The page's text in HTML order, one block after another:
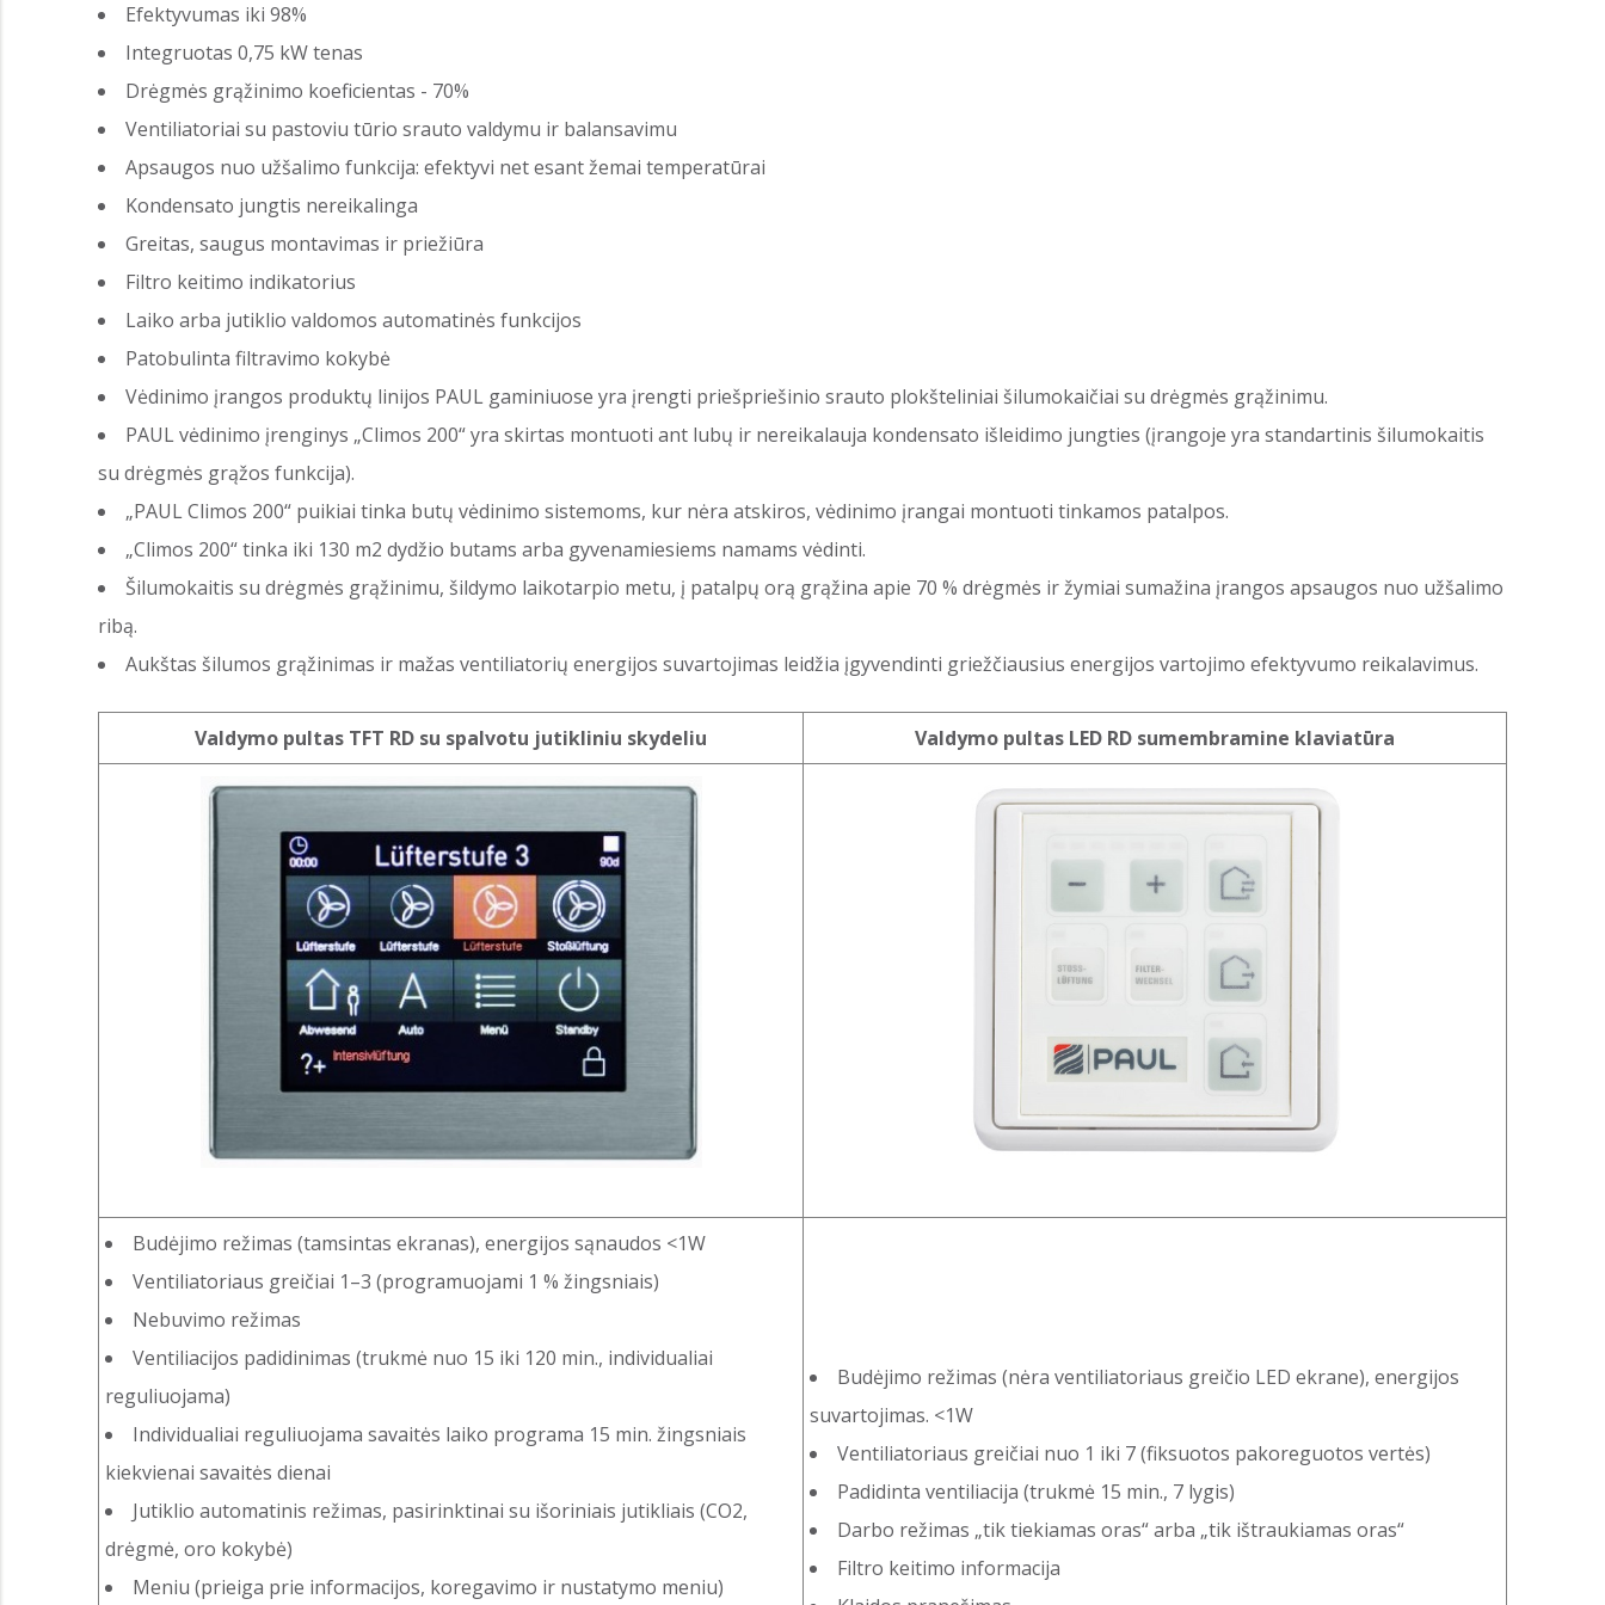
Efektyvumas iki 98%
Integruotas 0,75 kW tenas
Drėgmės grąžinimo koeficientas - 70%
Ventiliatoriai su pastoviu tūrio srauto valdymu ir balansavimu
Apsaugos nuo užšalimo funkcija: efektyvi net esant žemai temperatūrai
Kondensato jungtis nereikalinga
Greitas, saugus montavimas ir priežiūra
Filtro keitimo indikatorius
Laiko arba jutiklio valdomos automatinės funkcijos
Patobulinta filtravimo kokybė
Vėdinimo įrangos produktų linijos PAUL gaminiuose yra įrengti priešpriešinio srauto plokšteliniai šilumokaičiai su drėgmės grąžinimu.
PAUL vėdinimo įrenginys „Climos 200“ yra skirtas montuoti ant lubų ir nereikalauja kondensato išleidimo jungties (įrangoje yra standartinis šilumokaitis
su drėgmės grąžos funkcija).
„PAUL Climos 200“ puikiai tinka butų vėdinimo sistemoms, kur nėra atskiros, vėdinimo įrangai montuoti tinkamos patalpos.
„Climos 200“ tinka iki 130 m2 dydžio butams arba gyvenamiesiems namams vėdinti.
Šilumokaitis su drėgmės grąžinimu, šildymo laikotarpio metu, į patalpų orą grąžina apie 70 % drėgmės ir žymiai sumažina įrangos apsaugos nuo užšalimo
ribą.
Aukštas šilumos grąžinimas ir mažas ventiliatorių energijos suvartojimas leidžia įgyvendinti griežčiausius energijos vartojimo efektyvumo reikalavimus.
Valdymo pultas TFT RD su spalvotu jutikliniu skydeliu Valdymo pultas LED RD sumembramine klaviatūra
Budėjimo režimas (tamsintas ekranas), energijos sąnaudos <1W
Ventiliatoriaus greičiai 1–3 (programuojami 1 % žingsniais)
Nebuvimo režimas
Ventiliacijos padidinimas (trukmė nuo 15 iki 120 min., individualiai
reguliuojama)
Individualiai reguliuojama savaitės laiko programa 15 min. žingsniais
kiekvienai savaitės dienai
Jutiklio automatinis režimas, pasirinktinai su išoriniais jutikliais (CO2,
drėgmė, oro kokybė)
Meniu (prieiga prie informacijos, koregavimo ir nustatymo meniu)
Budėjimo režimas (nėra ventiliatoriaus greičio LED ekrane), energijos
suvartojimas. <1W
Ventiliatoriaus greičiai nuo 1 iki 7 (fiksuotos pakoreguotos vertės)
Padidinta ventiliacija (trukmė 15 min., 7 lygis)
Darbo režimas „tik tiekiamas oras“ arba „tik ištraukiamas oras“
Filtro keitimo informacija